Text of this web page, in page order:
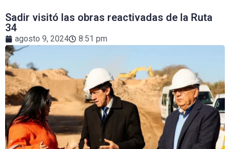
Sadir visitó las obras reactivadas de la Ruta
34
agosto 9, 2024 8:51 pm